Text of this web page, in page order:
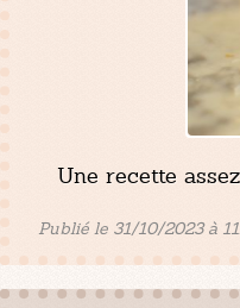
Une recette
Publié le 31/10/2023 à